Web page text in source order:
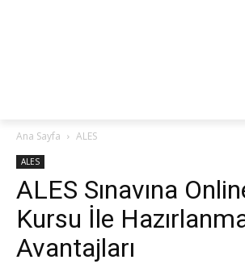
Ana Sayfa ALES
ALES
ALES Sınavına
Kursu İle
Avantajları